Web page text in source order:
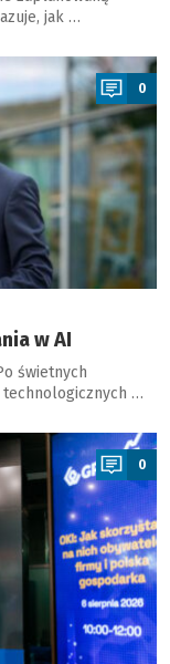
jak …
0
w AI
świetnych
technologicznych …
0